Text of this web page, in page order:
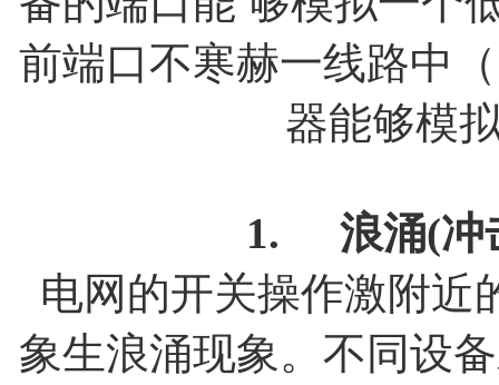
前端口不寒赫一线路中
器能够模
1. 浪涌(冲
电网的开关操作激附近
象生浪涌现象。不同设